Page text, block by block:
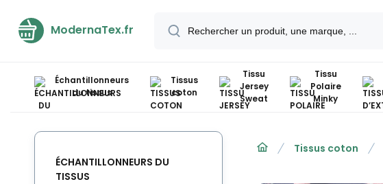
ModernaTex.fr
Échantillonneurs
du tissus
Tissus
coton
Tissu
Jersey
Sweat
Tissu
Polaire
Minky
Tissus coton
ÉCHANTILLONNEURS DU
TISSUS